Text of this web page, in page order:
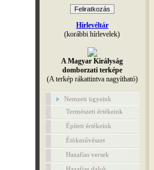
Hírlevéltár
(korábbi hírlevelek)
A Magyar Királyság
domborzati terképe
(A terkép rákattintva nagyítható)
Nemzeti ügyeink
Természeti értékeink
Épített értékeink
Étökművészet
Hazafias versek